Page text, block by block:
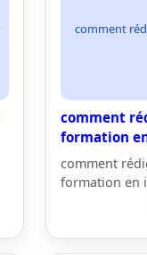
comment
comment
formation
comment
formation en